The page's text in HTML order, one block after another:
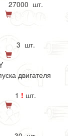
27000 шт.
3 шт.
двигателя
1 ! шт.